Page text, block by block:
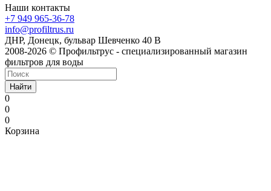
Наши контакты
+7 949 965-36-78
info@profiltrus.ru
ДНР, Донецк, бульвар Шевченко 40 В
2008-2026 © Профильтрус - специализированный магазин
фильтров для воды
Найти
0
0
0
Корзина